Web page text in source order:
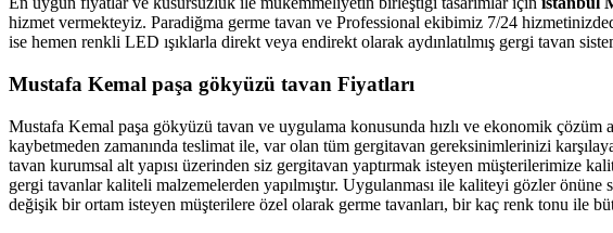
hizmet vermekteyiz. Paradiğma germe tavan ve Professional ekibimiz 7/24
ise hemen renkli LED ışıklarla direkt veya endirekt olarak aydınlatılmış gergi tavan
Mustafa Kemal paşa gökyüzü tavan Fiyatları
Mustafa Kemal paşa gökyüzü tavan ve uygulama konusunda hızlı ve ekonomik
kaybetmeden zamanında teslimat ile, var olan tüm gergitavan gereksinimlerinizi
tavan kurumsal alt yapısı üzerinden siz gergitavan yaptırmak isteyen müşterilerimize
gergi tavanlar kaliteli malzemelerden yapılmıştır. Uygulanması ile kaliteyi gözler önüne
değişik bir ortam isteyen müşterilere özel olarak germe tavanları, bir kaç renk tonu ile